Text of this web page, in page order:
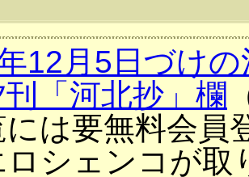
12月5日づけの
「河北抄」欄
は要無料会員
ロシェンコが取